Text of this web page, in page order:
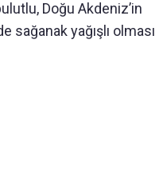
Doğu Akdeniz’in
yağışlı olması